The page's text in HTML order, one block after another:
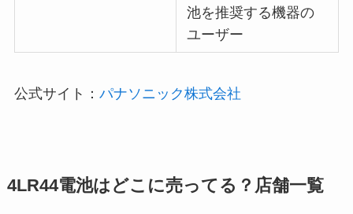
池を推奨する機器の
ユーザー
公式サイト： パナソニック株式会社
4LR44電池はどこに売ってる？店舗一覧